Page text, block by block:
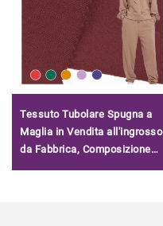
Tessuto Tubolare Spugna a
Maglia in Vendita all'ingrosso
da Fabbrica, Composizione